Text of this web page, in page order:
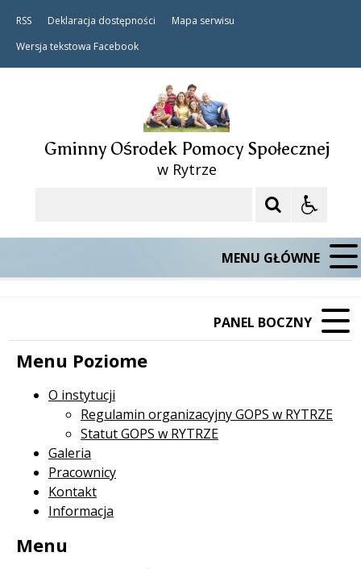
RSS Deklaracja dostępności
Mapa serwisu
Wersja tekstowa Facebook
Gminny Ośrodek Pomocy Społecznej
w Rytrze
MENU GŁÓWNE
PANEL BOCZNY
Menu Poziome
O instytucji
Regulamin organizacyjny GOPS w RYTRZE
Statut GOPS w RYTRZE
Galeria
Pracownicy
Kontakt
Informacja
Menu